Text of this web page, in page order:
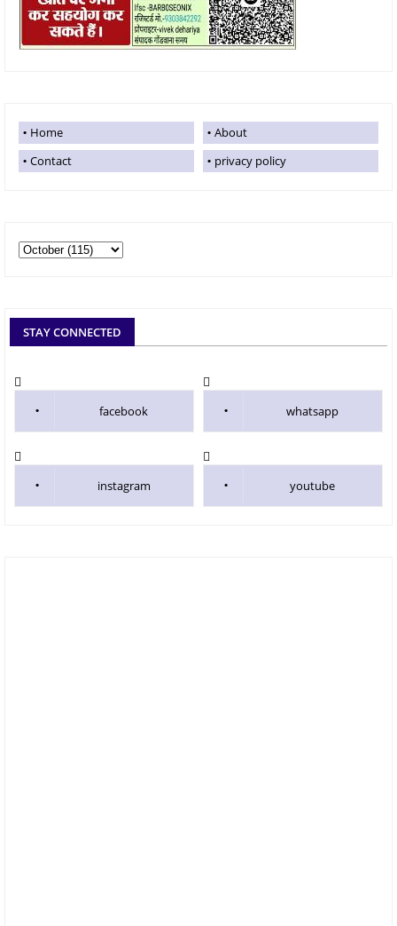
Home
About
Contact
privacy policy
STAY CONNECTED
facebook whatsapp
instagram youtube